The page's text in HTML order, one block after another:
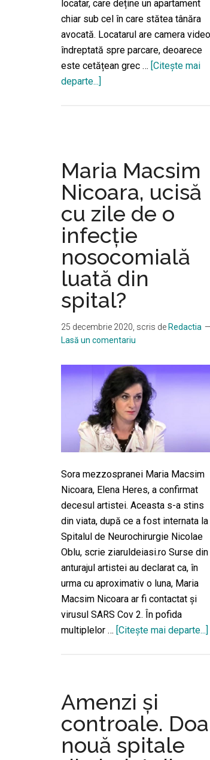
locatar, care deține un apartament
chiar sub cel în care stătea tânăra
avocată. Locatarul are camera video
îndreptată spre parcare, deoarece
este cetățean grec … [Citeşte mai
departe...]
fost
înregistrată
video
pas
cu
pas
Maria Macsim
Nicoara, ucisă
cu zile de o
infecție
nosocomială
luată din
spital?
25 decembrie 2020 , scris de Redactia
Lasă un comentariu
Sora mezzospranei Maria Macsim
Nicoara, Elena Heres, a confirmat
decesul artistei. Aceasta s-a stins
din viata, după ce a fost internata la
Spitalul de Neurochirurgie Nicolae
Oblu, scrie ziaruldeiasi.ro Surse din
anturajul artistei au declarat ca, în
urma cu aproximativ o luna, Maria
Macsim Nicoara ar fi contactat și
virusul SARS Cov 2. În pofida
multiplelor … [Citeşte mai departe...]
Amenzi și
controale.
nouă spitale